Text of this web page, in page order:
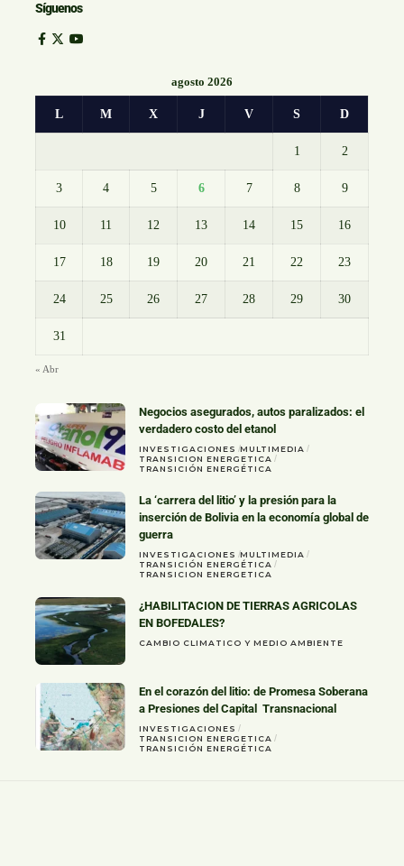
Síguenos
agosto 2026
L M X J V S D
1 2
3 4 5 6 7 8 9
10 11 12 13 14 15 16
17 18 19 20 21 22 23
24 25 26 27 28 29 30
31
« Abr
Negocios asegurados, autos paralizados: el
verdadero costo del etanol
INVESTIGACIONES
MULTIMEDIA
TRANSICION ENERGETICA
TRANSICIÓN ENERGÉTICA
La ‘carrera del litio’ y la presión para la
inserción de Bolivia en la economía global de
guerra
INVESTIGACIONES
MULTIMEDIA
TRANSICIÓN ENERGÉTICA
TRANSICION ENERGETICA
¿HABILITACION DE TIERRAS AGRICOLAS
EN BOFEDALES?
CAMBIO CLIMATICO Y MEDIO AMBIENTE
En el corazón del litio: de Promesa Soberana
a Presiones del Capital Transnacional
INVESTIGACIONES
TRANSICION ENERGETICA
TRANSICIÓN ENERGÉTICA